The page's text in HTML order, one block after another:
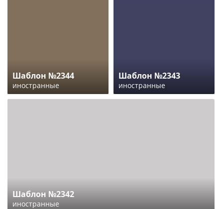
Шаблон №2344
иностранные
Шаблон №2343
иностранные
Шаблон №2342
иностранные